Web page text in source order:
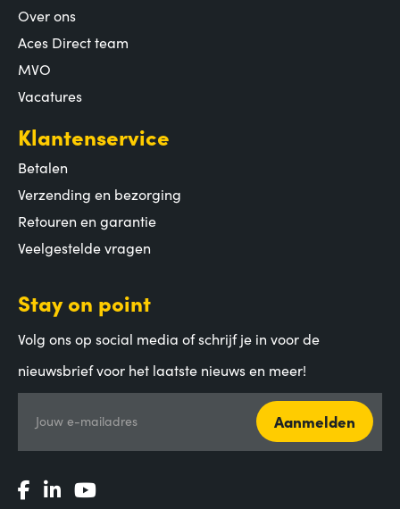
Over ons
Aces Direct team
MVO
Vacatures
Klantenservice
Betalen
Verzending en bezorging
Retouren en garantie
Veelgestelde vragen
Stay on point
Volg ons op social media of schrijf je in voor de
nieuwsbrief voor het laatste nieuws en meer!
Jouw e-mailadres Aanmelden